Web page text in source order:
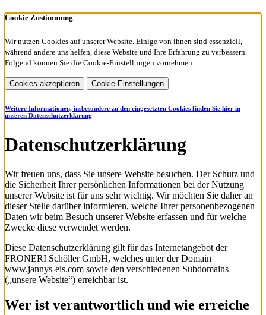
Cookie Zustimmung
Wir nutzen Cookies auf unserer Website. Einige von ihnen sind essenziell,
während andere uns helfen, diese Website und Ihre Erfahrung zu verbessern.
Folgend können Sie die Cookie-Einstellungen vornehmen.
Cookies akzeptieren Cookie Einstellungen
Weitere Informationen, insbesondere zu den eingesetzten Cookies finden Sie hier in
unseren Datenschutzerklärung
Datenschutzerklärung
Wir freuen uns, dass Sie unsere Website besuchen. Der Schutz und
die Sicherheit Ihrer persönlichen Informationen bei der Nutzung
unserer Website ist für uns sehr wichtig. Wir möchten Sie daher an
dieser Stelle darüber informieren, welche Ihrer personenbezogenen
Daten wir beim Besuch unserer Website erfassen und für welche
Zwecke diese verwendet werden.
Diese Datenschutzerklärung gilt für das Internetangebot der
FRONERI Schöller GmbH, welches unter der Domain
www.jannys-eis.com sowie den verschiedenen Subdomains
(„unsere Website“) erreichbar ist.
Wer ist verantwortlich und wie erreiche